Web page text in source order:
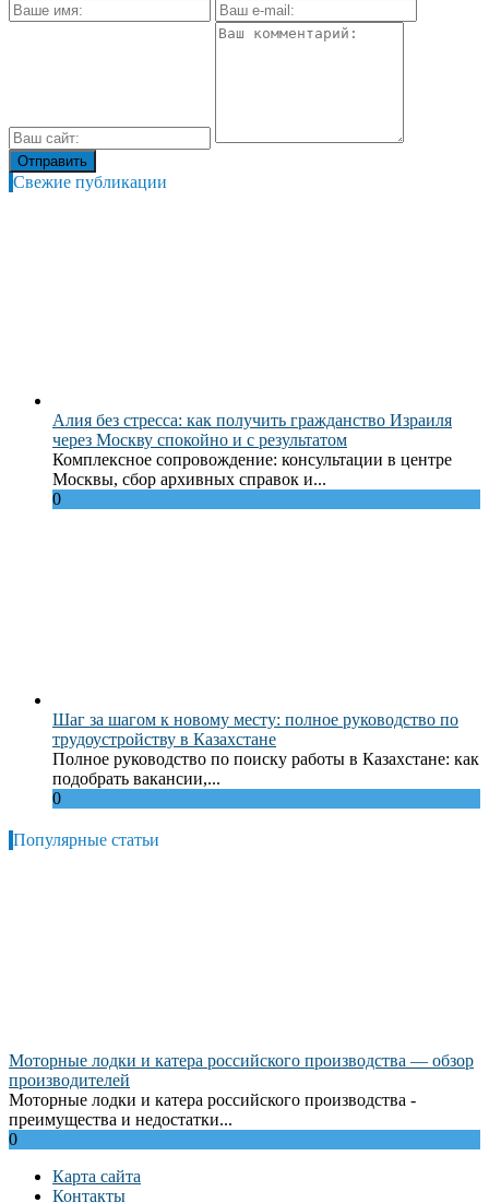
Свежие публикации
Алия без стресса: как получить гражданство Израиля
через Москву спокойно и с результатом
Комплексное сопровождение: консультации в центре
Москвы, сбор архивных справок и...
0
Шаг за шагом к новому месту: полное руководство по
трудоустройству в Казахстане
Полное руководство по поиску работы в Казахстане: как
подобрать вакансии,...
0
Популярные статьи
Моторные лодки и катера российского производства — обзор
производителей
Моторные лодки и катера российского производства -
преимущества и недостатки...
0
Карта сайта
Контакты